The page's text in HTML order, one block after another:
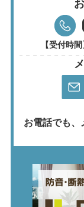
【受付時
お電話でも、